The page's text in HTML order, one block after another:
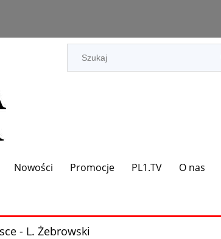
Nowości Promocje PL1.TV O nas
- L. Żebrowski